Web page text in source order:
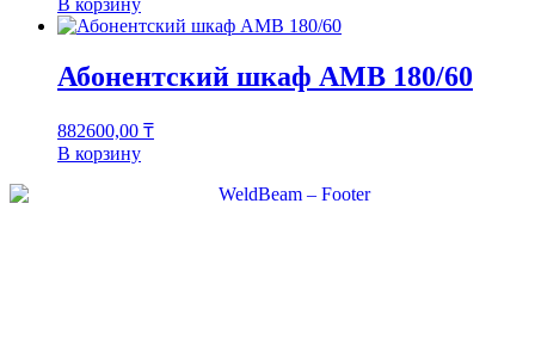
В корзину
Абонентский шкаф AMB 180/60
882600,00 ₸
В корзину